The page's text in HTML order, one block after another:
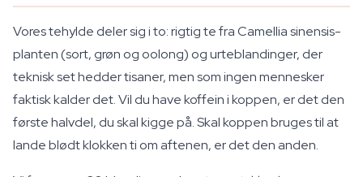
Vores tehylde deler sig i to: rigtig te fraCamellia sinensis-
planten (sort, grøn og oolong) og urteblandinger, der
teknisk set hedder tisaner, men som ingen mennesker
faktisk kalder det. Vil du have koffein i koppen, er det den
første halvdel, du skal kigge på. Skal koppen bruges til at
lande blødt klokken ti om aftenen, er det den anden.